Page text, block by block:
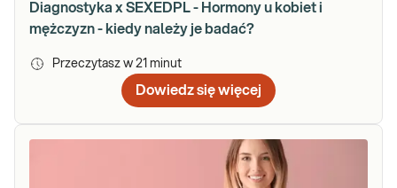
Diagnostyka x SEXEDPL - Hormony u kobiet i
mężczyzn - kiedy należy je badać?
Przeczytasz w 21 minut
Dowiedz się więcej